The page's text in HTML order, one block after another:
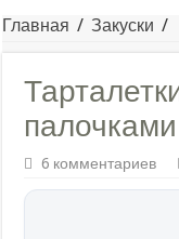
Главная / Закуски /
6 комментариев